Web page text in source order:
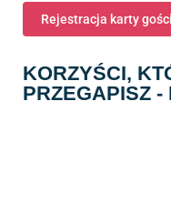
Rejestracja karty
KORZYŚCI,
PRZEGAPISZ -